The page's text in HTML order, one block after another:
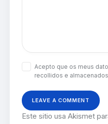
Acepto que os meus
recollidos e
Este sitio usa Akismet